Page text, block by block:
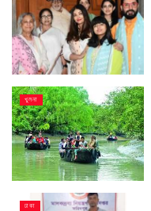
খুলনা
ঢাকা